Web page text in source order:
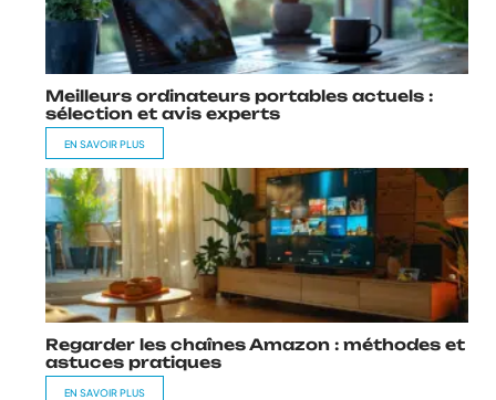
Meilleurs ordinateurs portables actuels :
sélection et avis experts
EN SAVOIR PLUS
Regarder les chaînes Amazon : méthodes et
astuces pratiques
EN SAVOIR PLUS